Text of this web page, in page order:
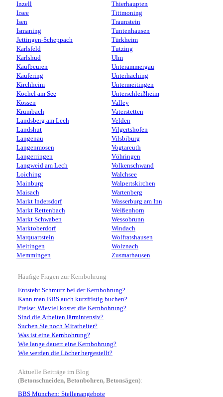
Inzell
Irsee
Isen
Ismaning
Jettingen-Scheppach
Karlsfeld
Karlshud
Kaufbeuren
Kaufering
Kirchheim
Kochel am See
Kössen
Krumbach
Landsberg am Lech
Landshut
Langenau
Langenmosen
Langerringen
Langweid am Lech
Loiching
Mainburg
Maisach
Markt Indersdorf
Markt Rettenbach
Markt Schwaben
Marktoberdorf
Marquartstein
Meitingen
Memmingen
Thierhaupten
Tittmoning
Traunstein
Tuntenhausen
Türkheim
Tutzing
Ulm
Unterammergau
Unterhaching
Untermeitingen
Unterschleißheim
Valley
Vaterstetten
Velden
Vilgertshofen
Vilsbiburg
Vogtareuth
Vöhringen
Volkenschwand
Walchsee
Walpertskirchen
Wartenberg
Wasserburg am Inn
Weißenhorn
Wessobrunn
Windach
Wolfratshausen
Wolznach
Zusmarhausen
Häufige Fragen zur Kernbohrung
Entsteht Schmutz bei der Kernbohrung?
Kann man BBS auch kurzfristig buchen?
Preise: Wieviel kostet die Kernbohrung?
Sind die Arbeiten lärmintensiv?
Suchen Sie noch Mitarbeiter?
Was ist eine Kernbohrung?
Wie lange dauert eine Kernbohrung?
Wie werden die Löcher hergestellt?
Aktuelle Beiträge im Blog
(Betonschneiden, Betonbohren, Betonsägen):
BBS München: Stellenangebote